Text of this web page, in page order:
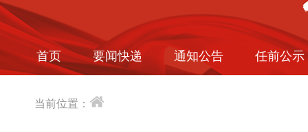
首页 要闻快递 通知公告 任前公示
当前位置：